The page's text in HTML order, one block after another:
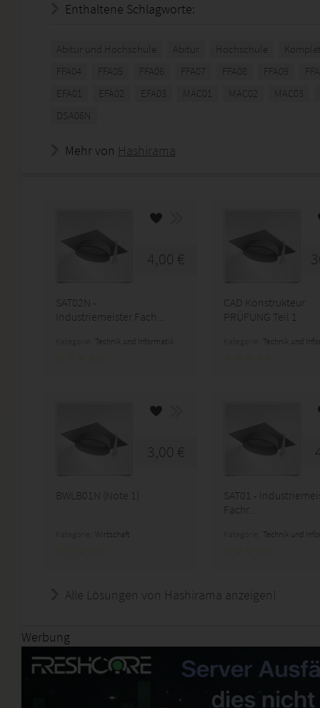
Enthaltene Schlagworte:
Abitur und Hochschule Abitur Hochschule
FFA04
FFA05 FFA06 FFA07 FFA08 FFA09
EFA01
EFA02 EFA03 MAC01 MAC02
MAC03
DSA06N
Mehr von Hashirama
4,00 €
SAT02N -
Industriemeister Fach...
Technik und Informatik
CAD Konstrukteur
PRÜFUNG Teil 1
Technik und
3,00 €
BWLB01N (Note 1)
Wirtschaft
SAT01 -
Fachr...
Technik und
Alle Lösungen von Hashirama anzeigen!
Werbung